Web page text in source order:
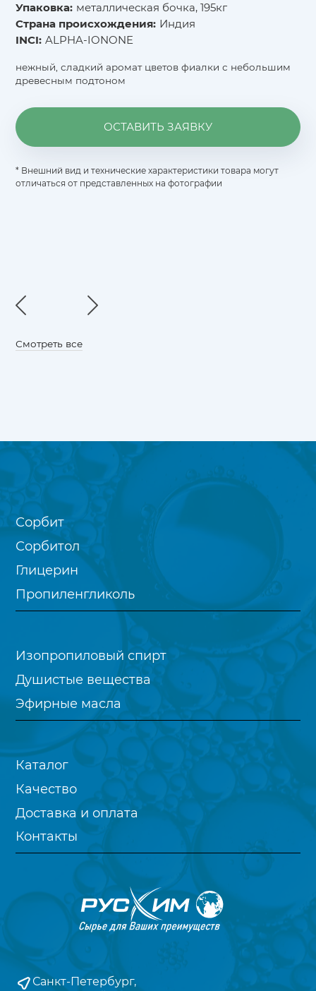
Упаковка: металлическая бочка, 195кг
Страна происхождения: Индия
INCI: ALPHA-IONONE
нежный, сладкий аромат цветов фиалки с небольшим
древесным подтоном
ОСТАВИТЬ ЗАЯВКУ
* Внешний вид и технические характеристики товара могут
отличаться от представленных на фотографии
Смотреть все
Санкт-Петербург,
Сорбит
Сорбитол
Глицерин
Пропиленгликоль
Изопропиловый спирт
Душистые вещества
Эфирные масла
Каталог
Качество
Доставка и оплата
Контакты